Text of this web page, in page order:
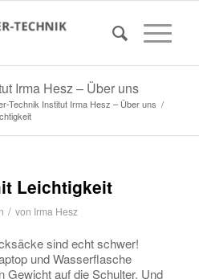
Irma Hesz – Über uns
Technik Institut Irma Hesz – Über uns /
Leichtigkeit
/ von Irma Hesz
sind echt schwer!
und Wasserflasche
Gewicht auf die Schulter. Und